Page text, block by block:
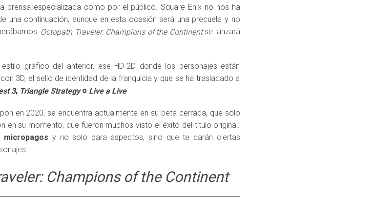
prensa especializada como por el público. Square Enix no nos ha
una continuación, aunque en esta ocasión será una precuela y no
Octopath Traveler: Champions of the Continentse lanzará
gráfico del anterior, ese HD-2D donde los personajes están
3D, el sello de identidad de la franquicia y que se ha trasladado a
3, Triangle Strategyo Live a Live.
en 2020, se encuentra actualmente en su beta cerrada, que solo
en su momento, que fueron muchos visto el éxito del título original.
micropagos y no solo para aspectos, sino que te darán ciertas
Champions of the Continent